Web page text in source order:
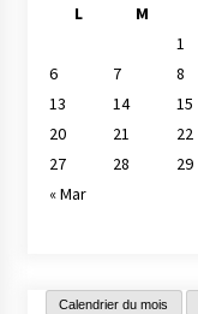
L
M
1
6
7 8
13
14 15
20
21 22
27
28 29
« Mar
Calendrier du mois